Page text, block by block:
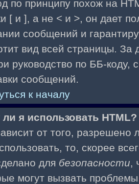
по принципу похож на
[ и ], а не < и >, он дает
сообщений и
вид всей страницы.
руководство по ББ-коду,
сообщений.
к началу
я использовать HTML?
от того,
то, скорее
для безопасности,
могут вызвать